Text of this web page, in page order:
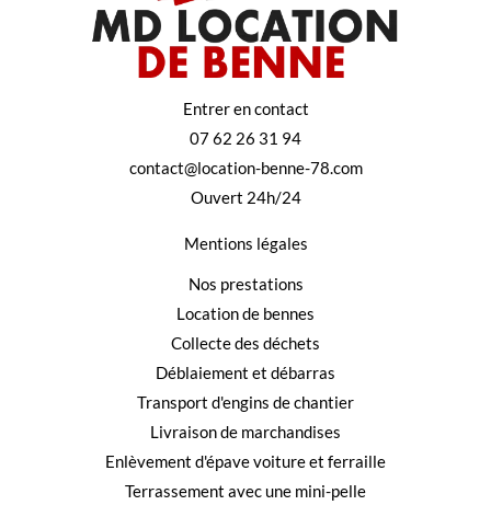
Entrer en contact
07 62 26 31 94
contact@location-benne-78.com
Ouvert 24h/24
Mentions légales
Nos prestations
Location de bennes
Collecte des déchets
Déblaiement et débarras
Transport d'engins de chantier
Livraison de marchandises
Enlèvement d'épave voiture et ferraille
Terrassement avec une mini-pelle